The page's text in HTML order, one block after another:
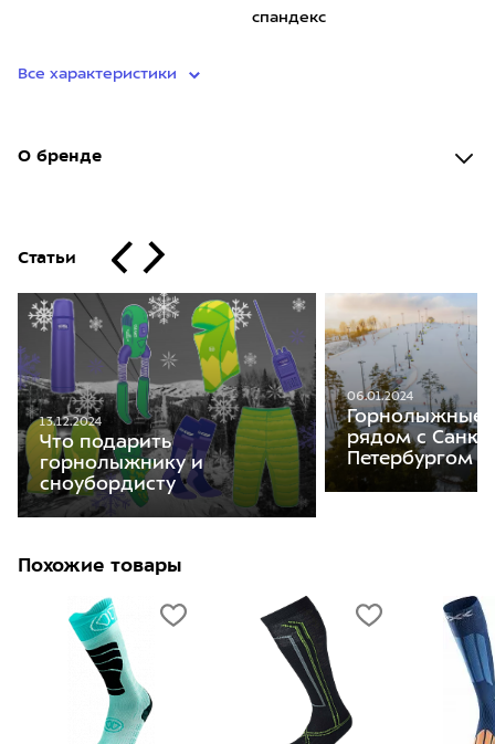
спандекс
Все характеристики
О бренде
Статьи
13.12.2024
Что подарить
горнолыжнику и
сноубордисту
06.01.2024
Горнолыжные
рядом с Санкт-
Петербургом
Похожие товары